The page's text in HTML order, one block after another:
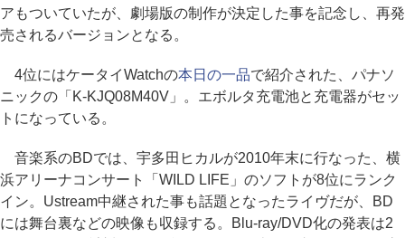
アもついていたが、劇場版の制作が決定した事を記念し、再発
売されるバージョンとなる。
4位にはケータイWatchの本日の一品で紹介された、パナソ
ニックの「K-KJQ08M40V」。エボルタ充電池と充電器がセッ
トになっている。
音楽系のBDでは、宇多田ヒカルが2010年末に行なった、横
浜アリーナコンサート「WILD LIFE」のソフトが8位にランク
イン。Ustream中継された事も話題となったライヴだが、BD
には舞台裏などの映像も収録する。Blu-ray/DVD化の発表は2